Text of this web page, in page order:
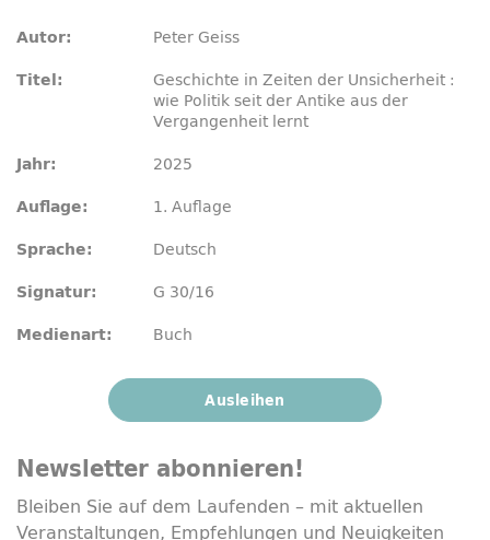
Autor: Peter Geiss
Titel: Geschichte in Zeiten der Unsicherheit :
wie Politik seit der Antike aus der
Vergangenheit lernt
Jahr: 2025
Auflage: 1. Auflage
Sprache: Deutsch
Signatur: G 30/16
Medienart: Buch
Ausleihen
Newsletter abonnieren!
Bleiben Sie auf dem Laufenden – mit aktuellen
Veranstaltungen, Empfehlungen und Neuigkeiten